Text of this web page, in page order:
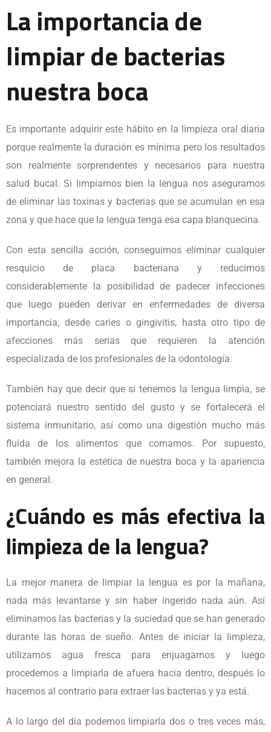
La importancia de
limpiar de bacterias
nuestra boca
Es importante adquirir este hábito en la limpieza oral diaria
porque realmente la duración es mínima pero los resultados
son realmente sorprendentes y necesarios para nuestra
salud bucal. Si limpiamos bien la lengua nos aseguramos
de eliminar las toxinas y bacterias que se acumulan en esa
zona y que hace que la lengua tenga esa capa blanquecina.
Con esta sencilla acción, conseguimos eliminar cualquier
resquicio de placa bacteriana y reducimos
considerablemente la posibilidad de padecer infecciones
que luego pueden derivar en enfermedades de diversa
importancia, desde caries o gingivitis, hasta otro tipo de
afecciones más serias que requieren la atención
especializada de los profesionales de la odontología.
También hay que decir que si tenemos la lengua limpia, se
potenciará nuestro sentido del gusto y se fortalecerá el
sistema inmunitario, así como una digestión mucho más
fluida de los alimentos que comamos. Por supuesto,
también mejora la estética de nuestra boca y la apariencia
en general.
¿Cuándo es más efectiva la
limpieza de la lengua?
La mejor manera de limpiar la lengua es por la mañana,
nada más levantarse y sin haber ingerido nada aún. Así
eliminamos las bacterias y la suciedad que se han generado
durante las horas de sueño. Antes de iniciar la limpieza,
utilizamos agua fresca para enjuagarnos y luego
procedemos a limpiarla de afuera hacia dentro, después lo
hacemos al contrario para extraer las bacterias y ya está.
A lo largo del día podemos limpiarla dos o tres veces más,